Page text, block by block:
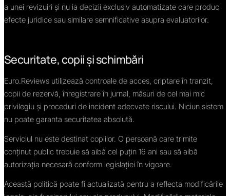
a unei revizuiri și nu ia decizii exclusiv automatizate care produc
efecte juridice sau similare semnificative asupra evaluatorilor.
Securitate, copii și schimbări
Euro.Reviews utilizează controale de acces, criptare în tranzit,
copii de rezervă, înregistrare în jurnal, măsuri de cel mai mic
privilegiu și proceduri de incident adecvate riscului. Niciun sistem
nu poate garanta securitatea absolută.
Serviciul nu este destinat copiilor. O persoană care trimite
conținut public trebuie să aibă cel puțin 16 ani sau să aibă
autorizația necesară conform legislației în vigoare.
Această politică poate fi actualizată pentru a reflecta modificările